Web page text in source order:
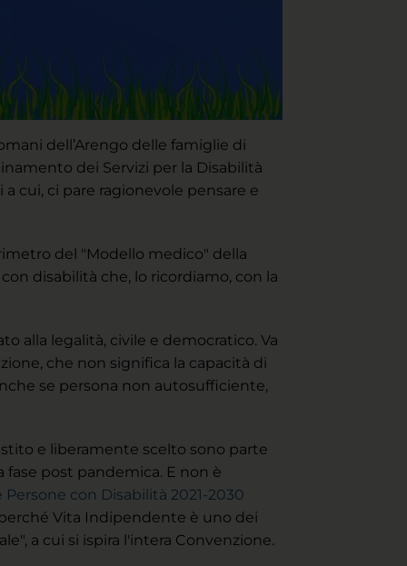
dell’Arengo delle famiglie di
dei Servizi per la Disabilità
cui, ci pare ragionevole pensare e
del "Modello medico" della
disabilità che, lo ricordiamo, con la
alla legalità, civile e democratico. Va
che non significa la capacità di
se persona non autosufficiente,
e liberamente scelto sono parte
fase post pandemica. E non è
con Disabilità 2021-2030
Vita Indipendente è uno dei
a cui si ispira l'intera Convenzione.